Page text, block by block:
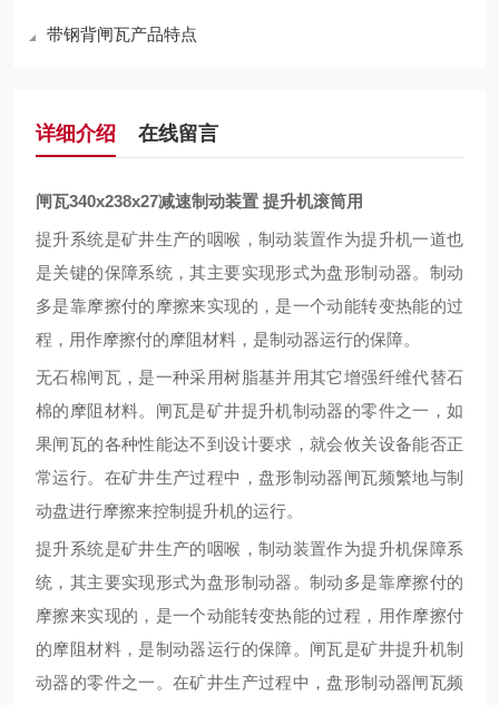
带钢背闸瓦产品特点
详细介绍 在线留言
闸瓦340x238x27减速制动装置 提升机滚筒用
提升系统是矿井生产的咽喉，制动装置作为提升机一道也
是关键的保障系统，其主要实现形式为盘形制动器。制动
多是靠摩擦付的摩擦来实现的，是一个动能转变热能的过
程，用作摩擦付的摩阻材料，是制动器运行的保障。
无石棉闸瓦，是一种采用树脂基并用其它增强纤维代替石
棉的摩阻材料。 闸瓦是矿井提升机制动器的零件之一，如
果闸瓦的各种性能达不到设计要求，就会攸关设备能否正
常运行。在矿井生产过程中，盘形制动器闸瓦频繁地与制
动盘进行摩擦来控制提升机的运行。
提升系统是矿井生产的咽喉，制动装置作为提升机保障系
统，其主要实现形式为盘形制动器。制动多是靠摩擦付的
摩擦来实现的，是一个动能转变热能的过程，用作摩擦付
的摩阻材料，是制动器运行的保障。闸瓦是矿井提升机制
动器的零件之一。在矿井生产过程中，盘形制动器闸瓦频